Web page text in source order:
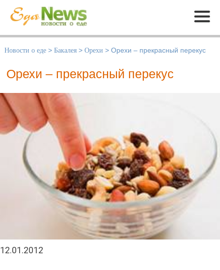
Меню
Новости о еде > Бакалея > Орехи > Орехи – прекрасный перекус
Орехи – прекрасный перекус
12.01.2012